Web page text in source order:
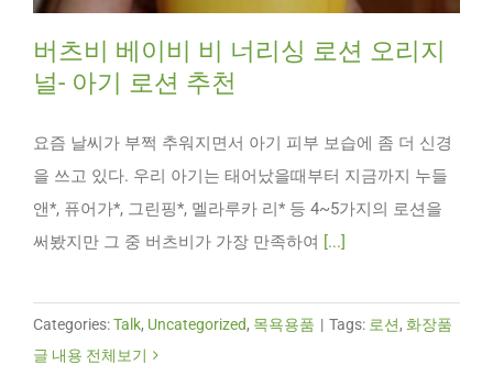
버츠비 베이비 비 너리싱 로션 오리지
널- 아기 로션 추천
요즘 날씨가 부쩍 추워지면서 아기 피부 보습에 좀 더 신경
을 쓰고 있다. 우리 아기는 태어났을때부터 지금까지 누들
앤*, 퓨어가*, 그린핑*, 멜라루카 리* 등 4~5가지의 로션을
써봤지만 그 중 버츠비가 가장 만족하여 [...]
Categories:Talk, Uncategorized, 목욕용품 | Tags: 로션, 화장품
글 내용 전체보기